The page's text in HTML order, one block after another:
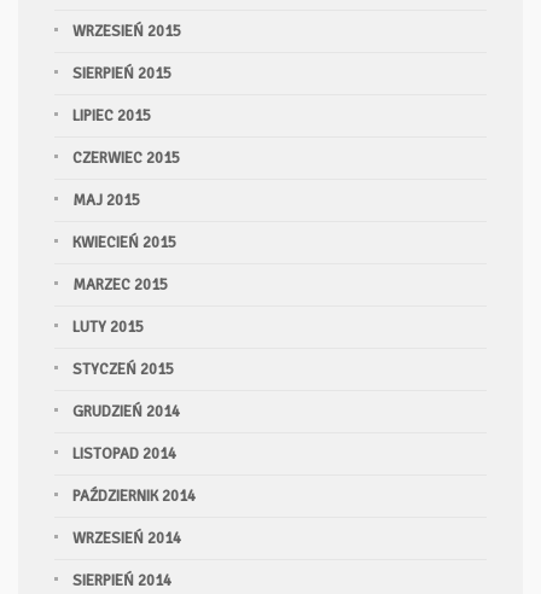
WRZESIEŃ 2015
SIERPIEŃ 2015
LIPIEC 2015
CZERWIEC 2015
MAJ 2015
KWIECIEŃ 2015
MARZEC 2015
LUTY 2015
STYCZEŃ 2015
GRUDZIEŃ 2014
LISTOPAD 2014
PAŹDZIERNIK 2014
WRZESIEŃ 2014
SIERPIEŃ 2014